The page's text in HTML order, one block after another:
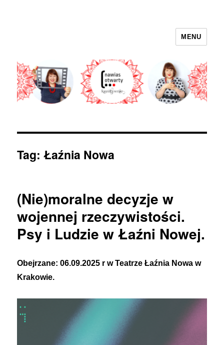
MENU
Tag:Łaźnia Nowa
(Nie)moralne decyzje w
wojennej rzeczywistości.
Psy i Ludzie w Łaźni Nowej.
Obejrzane: 06.09.2025 r w Teatrze Łaźnia Nowa w
Krakowie.